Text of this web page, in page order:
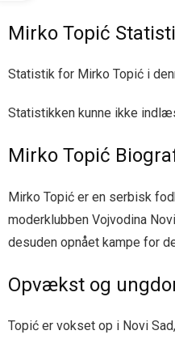
Mirko Topić
Statistik for Mirko Topić i
Statistikken kunne ikke
Mirko Topić
Mirko Topić er en serbisk
moderklubben Vojvodina
desuden opnået kampe for
Opvækst og
Topić er vokset op i Novi